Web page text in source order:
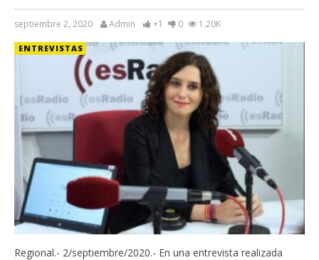
septiembre 2, 2020 Admin +1 0 1.20K
ENTREVISTAS
Regional.- 2/septiembre/2020.- En una entrevista realizada